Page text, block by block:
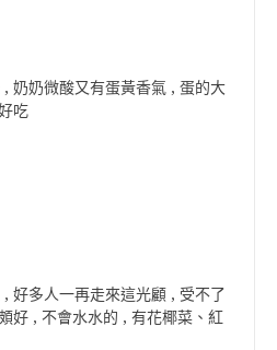
奶奶微酸又有蛋黃香氣 , 蛋的大
吃
好多人一再走來這光顧 , 受不了
好 , 不會水水的 , 有花椰菜、紅